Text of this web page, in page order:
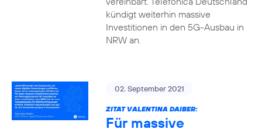
kündigt weiterhin massive
Investitionen in den 5G-Ausbau in
NRW an.
02. September 2021
ZITAT VALENTINA DAIBER:
Für massive